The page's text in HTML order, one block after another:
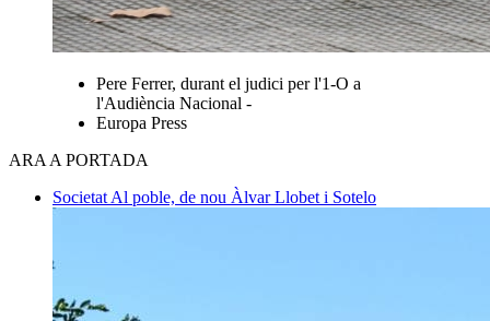
Pere Ferrer, durant el judici per l'1-O a
l'Audiència Nacional -
Europa Press
ARA A PORTADA
Societat Al poble, de nou Àlvar Llobet i Sotelo